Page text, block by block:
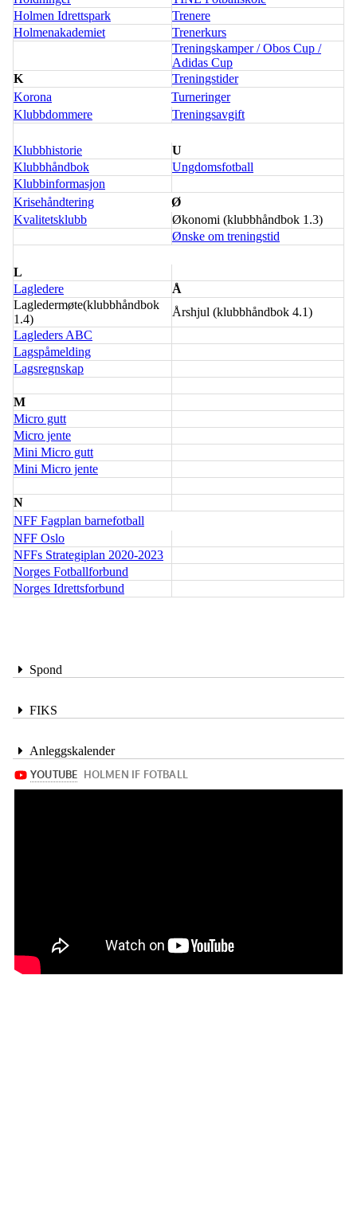
Holmen Idrettspark
Trenere
Holmenakademiet
Trenerkurs
Treningskamper / Obos Cup /
Adidas Cup
K
Treningstider
Korona
Turneringer
Klubbdommere
Treningsavgift
Klubbhistorie
U
Klubbhåndbok
Ungdomsfotball
Klubbinformasjon
Krisehåndtering
Ø
Kvalitetsklubb
Økonomi (klubbhåndbok 1.3)
Ønske om treningstid
L
Lagledere
Å
Lagledermøte(klubbhåndbok
1.4)
Årshjul (klubbhåndbok 4.1)
Lagleders ABC
Lagspåmelding
Lagsregnskap
M
Micro gutt
Micro jente
Mini Micro gutt
Mini Micro jente
N
NFF Fagplan barnefotball
NFF Oslo
NFFs Strategiplan 2020-2023
Norges Fotballforbund
Norges Idrettsforbund
Spond
FIKS
Anleggskalender